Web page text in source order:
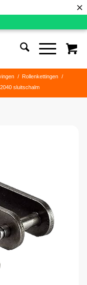
×
/ Rollenkettingen
/
sluitschalm